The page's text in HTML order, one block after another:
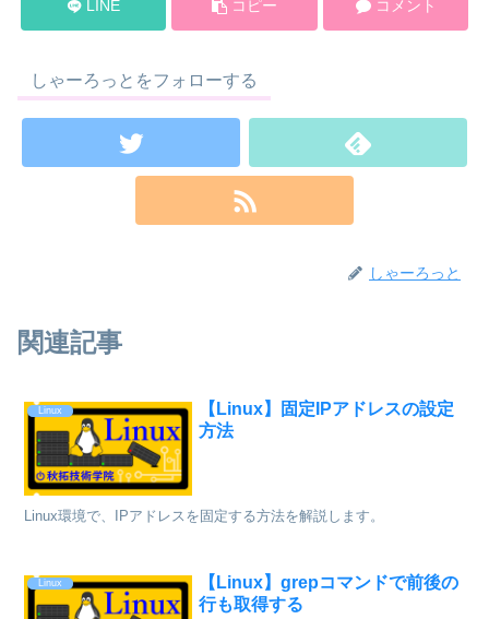
LINE コピー コメント
しゃーろっとをフォローする
しゃーろっと
関連記事
Linux
【Linux】固定IPアドレスの設定
方法
Linux環境で、IPアドレスを固定する方法を解説します。
Linux
【Linux】grepコマンドで前後の
行も取得する